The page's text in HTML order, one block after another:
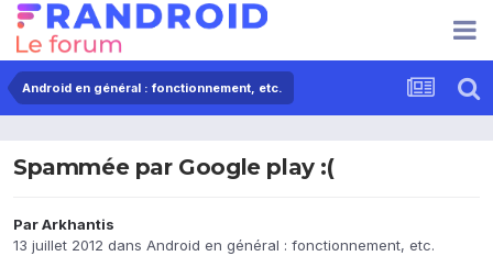
Android en général : fonctionnement, etc.
Spammée par Google play :(
ParArkhantis
13 juillet 2012 dans Android en général : fonctionnement, etc.